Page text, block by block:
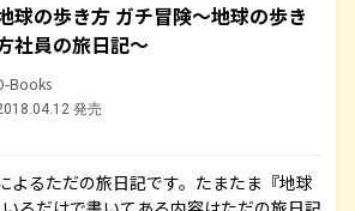
球の歩き方 ガチ冒険～地球の歩き
社員の旅日記～
Books
発売
よるただの旅日記です。たまたま『地球